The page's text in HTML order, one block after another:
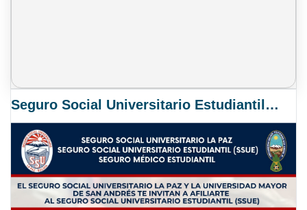
Seguro Social Universitario Estudiantil SSUE